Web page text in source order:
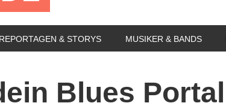
& STORYS MUSIKER & BANDS
Blues Portal